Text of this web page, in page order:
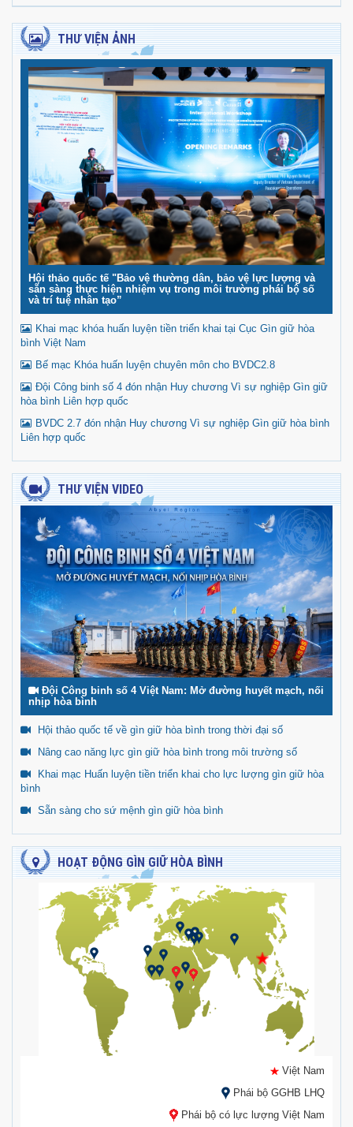
Việt Nam do Đại tá Phạm Tân Phong, Phó
Cục trưởng Cục Gìn giữ hòa bình Việt Nam
làm trưởng đoàn, đang tích cực triển khai
chuỗi hoạt động kiểm tra toàn diện, hỗ trợ kỹ
bàn.
THƯ VIỆN ẢNH
Hội thảo quốc tế "Bảo vệ thường dân, bảo vệ lực lượng và
sẵn sàng thực hiện nhiệm vụ trong môi trường phái bộ số
và trí tuệ nhân tạo”
Khai mạc khóa huấn luyện tiền triển khai tại Cục Gìn giữ hòa
bình Việt Nam
Bế mạc Khóa huấn luyện chuyên môn cho BVDC2.8
Đội Công binh số 4 đón nhận Huy chương Vì sự nghiệp Gìn giữ
hòa bình Liên hợp quốc
BVDC 2.7 đón nhận Huy chương Vì sự nghiệp Gìn giữ hòa bình
Liên hợp quốc
THƯ VIỆN VIDEO
Đội Công binh số 4 Việt Nam: Mở đường huyết mạch, nối
nhịp hòa bình
Hội thảo quốc tế về gìn giữ hòa bình trong thời đại số
Nâng cao năng lực gìn giữ hòa bình trong môi trường số
Khai mạc Huấn luyện tiền triển khai cho lực lượng gìn giữ hòa
bình
Sẵn sàng cho sứ mệnh gìn giữ hòa bình
HOẠT ĐỘNG GÌN GIỮ HÒA BÌNH
Việt Nam
Phái bộ GGHB LHQ
Phái bộ có lực lượng Việt Nam